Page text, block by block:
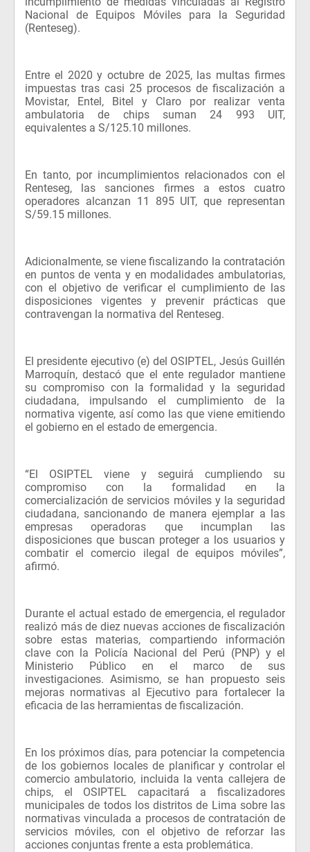
Nacional de Equipos Móviles para la Seguridad
(Renteseg).
Entre el 2020 y octubre de 2025, las multas firmes
impuestas tras casi 25 procesos de fiscalización a
Movistar, Entel, Bitel y Claro por realizar venta
ambulatoria de chips suman 24 993 UIT,
equivalentes a S/125.10 millones.
En tanto, por incumplimientos relacionados con el
Renteseg, las sanciones firmes a estos cuatro
operadores alcanzan 11 895 UIT, que representan
S/59.15 millones.
Adicionalmente, se viene fiscalizando la contratación
en puntos de venta y en modalidades ambulatorias,
con el objetivo de verificar el cumplimiento de las
disposiciones vigentes y prevenir prácticas que
contravengan la normativa del Renteseg.
El presidente ejecutivo (e) del OSIPTEL, Jesús Guillén
Marroquín, destacó que el ente regulador mantiene
su compromiso con la formalidad y la seguridad
ciudadana, impulsando el cumplimiento de la
normativa vigente, así como las que viene emitiendo
el gobierno en el estado de emergencia.
“El OSIPTEL viene y seguirá cumpliendo su
compromiso con la formalidad en la
comercialización de servicios móviles y la seguridad
ciudadana, sancionando de manera ejemplar a las
empresas operadoras que incumplan las
disposiciones que buscan proteger a los usuarios y
combatir el comercio ilegal de equipos móviles”,
afirmó.
Durante el actual estado de emergencia, el regulador
realizó más de diez nuevas acciones de fiscalización
sobre estas materias, compartiendo información
clave con la Policía Nacional del Perú (PNP) y el
Ministerio Público en el marco de sus
investigaciones. Asimismo, se han propuesto seis
mejoras normativas al Ejecutivo para fortalecer la
eficacia de las herramientas de fiscalización.
En los próximos días, para potenciar la competencia
de los gobiernos locales de planificar y controlar el
comercio ambulatorio, incluida la venta callejera de
chips, el OSIPTEL capacitará a fiscalizadores
municipales de todos los distritos de Lima sobre las
normativas vinculada a procesos de contratación de
servicios móviles, con el objetivo de reforzar las
acciones conjuntas frente a esta problemática.